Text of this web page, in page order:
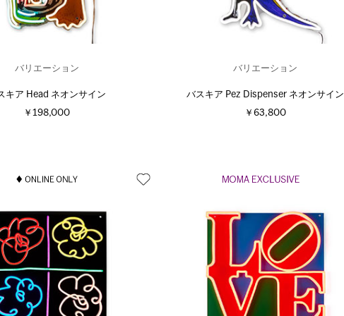
バリエーション
キア Head ネオンサイン
￥198,000
バリエーション
バスキア Pez Dispenser ネオンサイン
￥63,800